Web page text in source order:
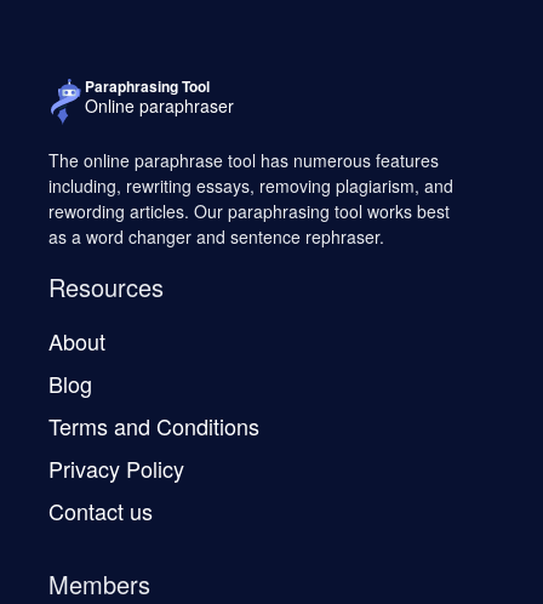
Paraphrasing Tool
Online paraphraser
The online paraphrase tool has numerous features
including, rewriting essays, removing plagiarism, and
rewording articles. Our paraphrasing tool works best
as a word changer and sentence rephraser.
Resources
About
Blog
Terms and Conditions
Privacy Policy
Contact us
Members